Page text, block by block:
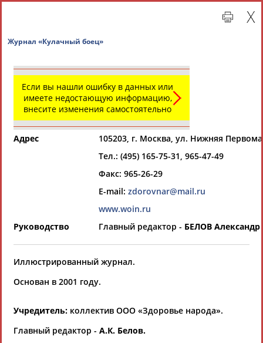
сутки:
Региональные спортивные организации
СВОДНЫЕ ИНДЕКСЫ
ТАБЛО АКТИВНОСТИ
Региональные спортивные организации
Выберите другой тип организаций
Если вы нашли ошибку в данных или
имеете недостающую информацию,
внесите изменения самостоятельно
Адрес
105203, г. Москва, ул. Нижняя
Тел.: (495) 165-75-31, 965-47-49
Факс: 965-26-29
E-mail: zdorovnar@mail.ru
www.woin.ru
Руководство
Главный редактор - БЕЛОВ
Иллюстрированный журнал.
Основан в 2001 году.
Учредитель: коллектив ООО «Здоровье народа».
Главный редактор - А.К. Белов.